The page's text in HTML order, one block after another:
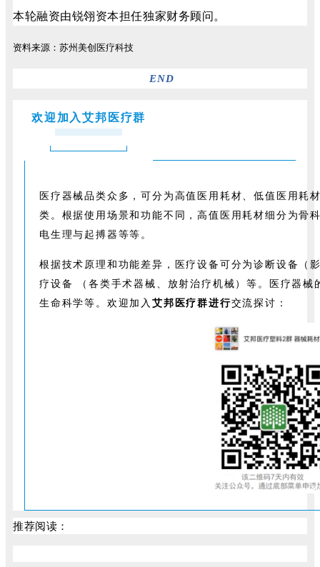
本轮融资由锐翎资本担任独家财务顾问。
资料来源：苏州美创医疗科技
END
欢迎加入艾邦医疗群
医疗器械品类众多，可分为高值医用耗材、低值医用耗
类。根据使用场景和功能不同，高值医用耗材细分为骨
电生理与起搏器等等。
根据技术原理和功能差异，医疗设备可分为诊断设备（
疗设备 （各类手术器械、放射治疗机械）等。医疗器
生命科学等。欢迎加入艾邦医疗群进行交流探讨：
推荐阅读：